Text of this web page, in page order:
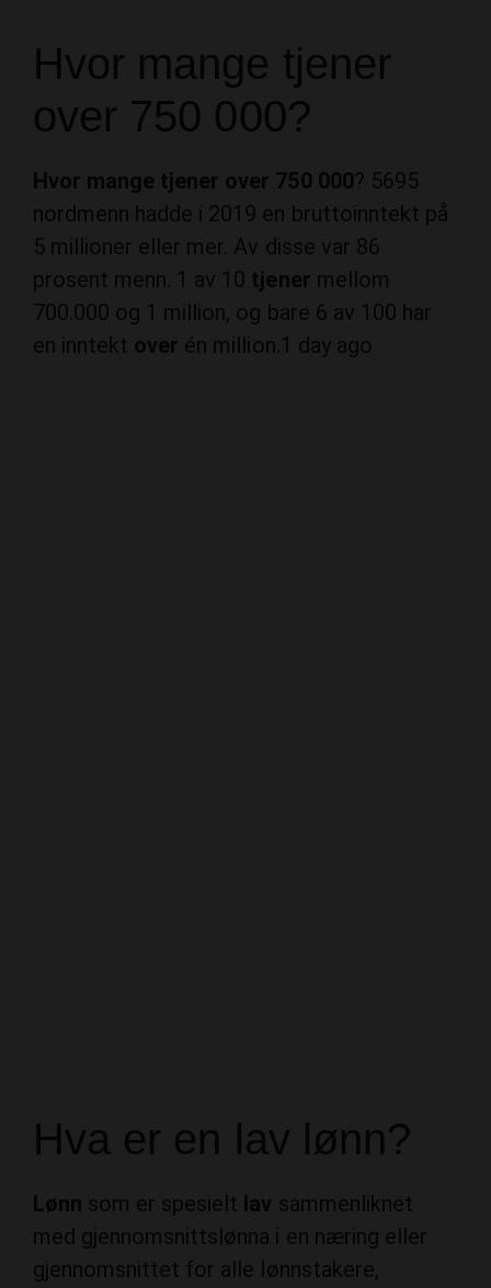
Hvor mange tjener
over 750 000?
Hvor mange tjener over 750 000? 5695
nordmenn hadde i 2019 en bruttoinntekt på
5 millioner eller mer. Av disse var 86
prosent menn. 1 av 10 tjener mellom
700.000 og 1 million, og bare 6 av 100 har
en inntekt over én million. 1 day ago
Hva er en lav lønn?
Lønn som er spesielt lav sammenliknet
med gjennomsnittslønna i en næring eller
gjennomsnittet for alle lønnstakere,